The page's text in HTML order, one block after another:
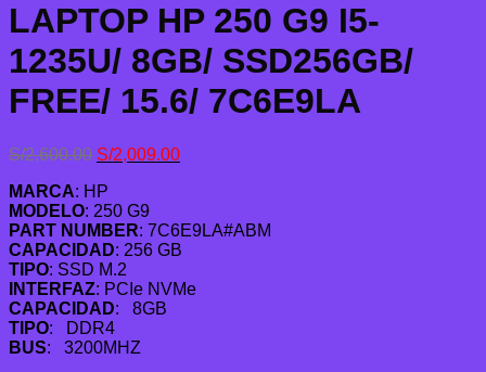
LAPTOP HP 250 G9 I5-
1235U/ 8GB/ SSD256GB/
FREE/ 15.6/ 7C6E9LA
S/2,600.00 El
original
era:
S/2,600.00.
S/2,009.00El
S/2,009.00.
MARCA: HP
MODELO: 250 G9
PART NUMBER: 7C6E9LA#ABM
CAPACIDAD: 256 GB
TIPO: SSD M.2
INTERFAZ: PCIe NVMe
CAPACIDAD: 8GB
TIPO: DDR4
BUS: 3200MHZ